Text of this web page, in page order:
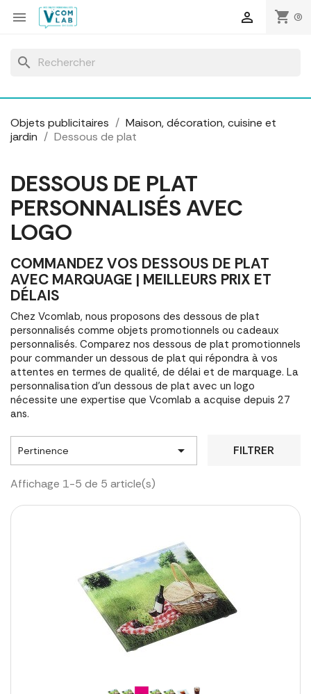
 shopping_cart (0)

search
Objets publicitaires
Maison, décoration, cuisine et
jardin
Dessous de plat
DESSOUS DE PLAT
PERSONNALISÉS AVEC
LOGO
COMMANDEZ VOS DESSOUS DE PLAT
AVEC MARQUAGE | MEILLEURS PRIX ET
DÉLAIS
Chez Vcomlab, nous proposons des dessous de plat
personnalisés comme objets promotionnels ou cadeaux
personnalisés. Comparez nos dessous de plat promotionnels
pour commander un dessous de plat qui répondra à vos
attentes en termes de qualité, de délai et de marquage. La
personnalisation d'un dessous de plat avec un logo
nécessite une expertise que Vcomlab a acquise depuis 27
ans.
Pertinence  FILTRER
Affichage 1-5 de 5 article(s)
Panneau de gestion des cookies